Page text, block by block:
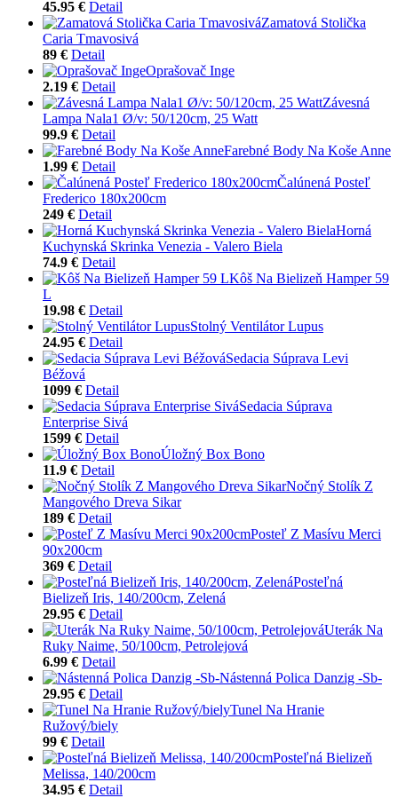
45.95 € Detail
Zamatová Stolička
Caria Tmavosivá
89 € Detail
Oprašovač Inge
2.19 € Detail
Závesná
Lampa Nala1 Ø/v: 50/120cm, 25 Watt
99.9 € Detail
Farebné Body Na Koše Anne
1.99 € Detail
Čalúnená Posteľ
Frederico 180x200cm
249 € Detail
Horná
Kuchynská Skrinka Venezia - Valero Biela
74.9 € Detail
Kôš Na Bielizeň Hamper 59
L
19.98 € Detail
Stolný Ventilátor Lupus
24.95 € Detail
Sedacia Súprava Levi
Béžová
1099 € Detail
Sedacia Súprava
Enterprise Sivá
1599 € Detail
Úložný Box Bono
11.9 € Detail
Nočný Stolík Z
Mangového Dreva Sikar
189 € Detail
Posteľ Z Masívu Merci
90x200cm
369 € Detail
Posteľná
Bielizeň Iris, 140/200cm, Zelená
29.95 € Detail
Uterák Na
Ruky Naime, 50/100cm, Petrolejová
6.99 € Detail
Nástenná Polica Danzig -Sb-
29.95 € Detail
Tunel Na Hranie
Ružový/biely
99 € Detail
Posteľná Bielizeň
Melissa, 140/200cm
34.95 € Detail